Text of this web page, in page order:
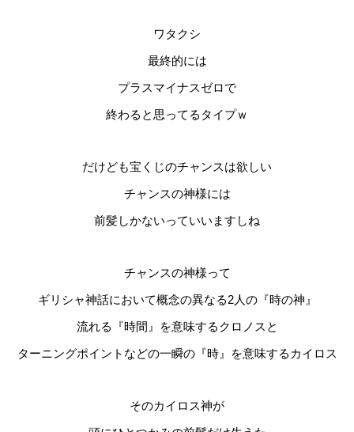
ワタクシ
最終的には
プラスマイナスゼロで
終わると思ってるタイプｗ
だけども宝くじのチャンスは欲しい
チャンスの神様には
前髪しかないっていいますしね
チャンスの神様って
ギリシャ神話において概念の異なる2人の『時の神』
流れる『時間』を意味するクロノスと
ターニングポイントなどの一瞬の『時』を意味するカイロス
そのカイロス神が